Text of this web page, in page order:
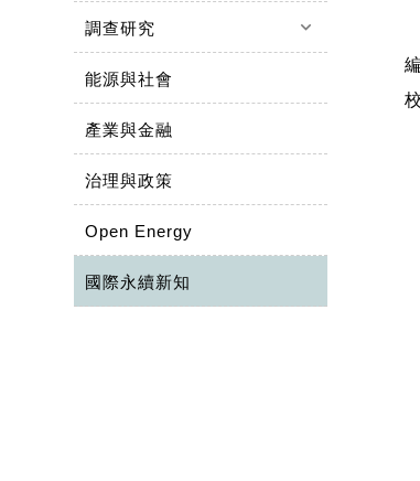
調查研究 keyboard_arrow_down
能源與社會
產業與金融
治理與政策
Open Energy
國際永續新知